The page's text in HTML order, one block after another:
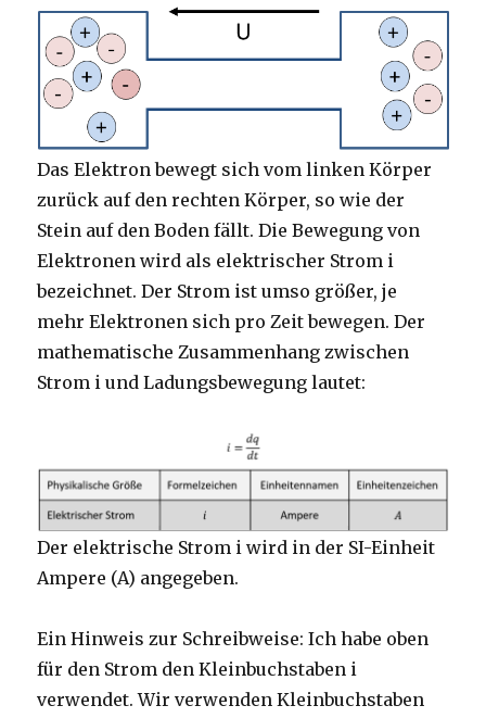
Das Elektron bewegt sich vom linken Körper
zurück auf den rechten Körper, so wie der
Stein auf den Boden fällt. Die Bewegung von
Elektronen wird als elektrischer Strom i
bezeichnet. Der Strom ist umso größer, je
mehr Elektronen sich pro Zeit bewegen. Der
mathematische Zusammenhang zwischen
Strom i und Ladungsbewegung lautet:
Der elektrische Strom i wird in der SI-Einheit
Ampere (A) angegeben.
Ein Hinweis zur Schreibweise: Ich habe oben
für den Strom den Kleinbuchstaben i
verwendet. Wir verwenden Kleinbuchstaben